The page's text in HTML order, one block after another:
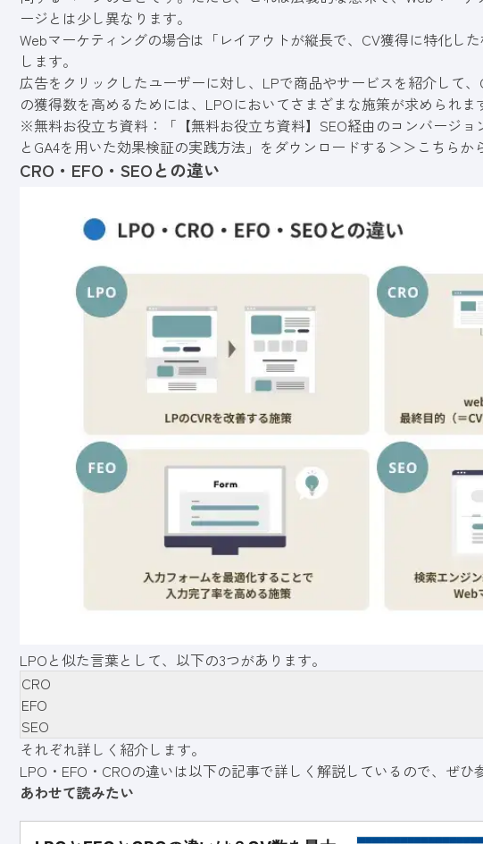
ージとは少し異なります。
Webマーケティングの場合は「レイアウトが縦長で、CV獲得に特化し
します。
広告をクリックしたユーザーに対し、LPで商品やサービスを紹介して
の獲得数を高めるためには、LPOにおいてさまざまな施策が求められま
※無料お役立ち資料：「【無料お役立ち資料】SEO経由のコンバージ
とGA4を用いた効果検証の実践方法」をダウンロードする＞＞ こちらか
CRO・EFO・SEOとの違い
LPOと似た言葉として、以下の3つがあります。
CRO
EFO
SEO
それぞれ詳しく紹介します。
LPO・EFO・CROの違いは以下の記事で詳しく解説しているので、ぜひ
あわせて読みたい